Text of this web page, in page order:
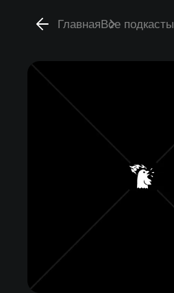
ГлавнаяВсе подкасты